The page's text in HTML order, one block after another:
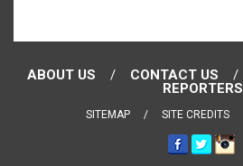
ABOUT US CONTACT US
REPORTERS
SITEMAP SITE CREDITS